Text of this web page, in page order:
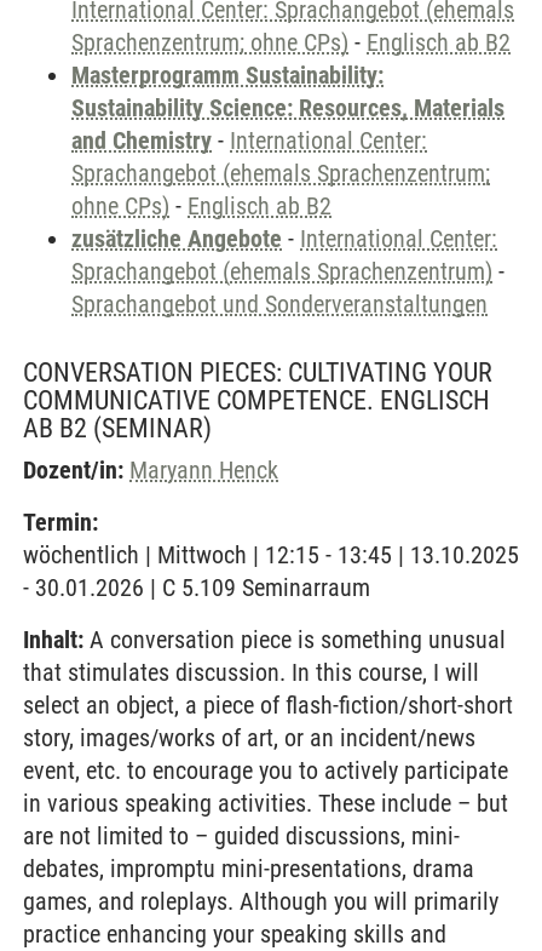
International Center: Sprachangebot (ehemals
Sprachenzentrum; ohne CPs) - Englisch ab B2
Masterprogramm Sustainability:
Sustainability Science: Resources, Materials
and Chemistry - International Center:
Sprachangebot (ehemals Sprachenzentrum;
ohne CPs) - Englisch ab B2
zusätzliche Angebote - International Center:
Sprachangebot (ehemals Sprachenzentrum) -
Sprachangebot und Sonderveranstaltungen
CONVERSATION PIECES: CULTIVATING YOUR
COMMUNICATIVE COMPETENCE. ENGLISCH
AB B2 (SEMINAR)
Dozent/in: Maryann Henck
Termin:
wöchentlich | Mittwoch | 12:15 - 13:45 | 13.10.2025
- 30.01.2026 | C 5.109 Seminarraum
Inhalt: A conversation piece is something unusual
that stimulates discussion. In this course, I will
select an object, a piece of flash-fiction/short-short
story, images/works of art, or an incident/news
event, etc. to encourage you to actively participate
in various speaking activities. These include – but
are not limited to – guided discussions, mini-
debates, impromptu mini-presentations, drama
games, and roleplays. Although you will primarily
practice enhancing your speaking skills and